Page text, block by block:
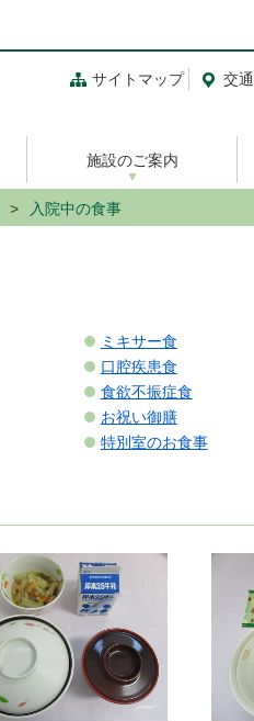
サイトマップ 交通
施設のご案内
入院中の食事
ミキサー食
口腔疾患食
食欲不振症食
お祝い御膳
特別室のお食事